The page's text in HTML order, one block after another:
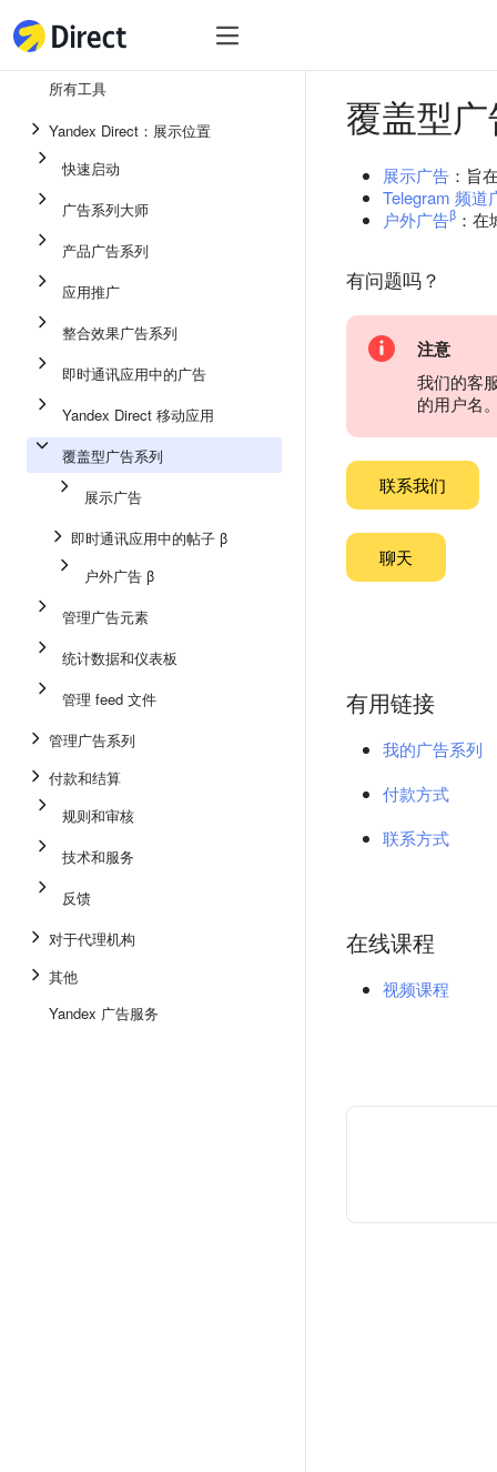
整合效果广告系列
广告系列大师
产品广告系列
所有工具
Yandex Direct：展示位置
快速启动
广告系列大师
产品广告系列
应用推广
整合效果广告系列
即时通讯应用中的广告
Yandex Direct 移动应用
覆盖型广告系列
展示广告
即时通讯应用中的帖子 β
户外广告 β
管理广告元素
统计数据和仪表板
管理 feed 文件
管理广告系列
付款和结算
规则和审核
技术和服务
反馈
对于代理机构
其他
Yandex 广告服务
覆盖型
展示广告 ：旨
Telegram 频道
户外广告β ：
有问题吗？
注意
我们的客
的用户名
联系我们
聊天
有用链接
我的广告系列
付款方式
联系方式
在线课程
视频课程